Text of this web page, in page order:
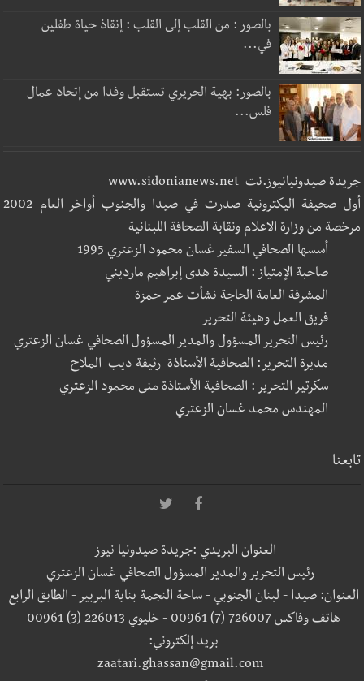
بالصور : من القلب إلى القلب : إنقاذ حياة طفلين
في...
بالصور: بهية الحريري تستقبل وفدا من إتحاد عمال
فلس...
جريدة صيدونيانيوز.نت www.sidonianews.net
أول صحيفة اليكترونية صدرت في صيدا والجنوب أواخر العام 2002
مرخصة من وزارة الاعلام ونقابة الصحافة اللبنانية
أسسها الصحافي السفير غسان محمود الزعتري 1995
صاحبة الإمتياز : السيدة هدى إبراهيم مارديني
المشرفة العامة الحاجة نشأت عمر حمزة
فريق العمل وهيئة التحرير
رئيس التحرير المسؤول والمدير المسؤول الصحافي غسان الزعتري
مديرة التحرير: الصحافية الأستاذة رئيفة ديب الملاح
سكرتير التحرير : الصحافية الأستاذة منى محمود الزعتري
المهندس محمد غسان الزعتري
تابعنا
العنوان البريدي :جريدة صيدونيا نيوز
رئيس التحرير والمدير المسؤول الصحافي غسان الزعتري
العنوان: صيدا - لبنان الجنوبي - ساحة النجمة بناية البربير - الطابق الرابع
هاتف وفاكس 726007 (7) 00961 - خليوي 226013 (3) 00961
بريد إلكتروني:
zaatari.ghassan@gmail.com